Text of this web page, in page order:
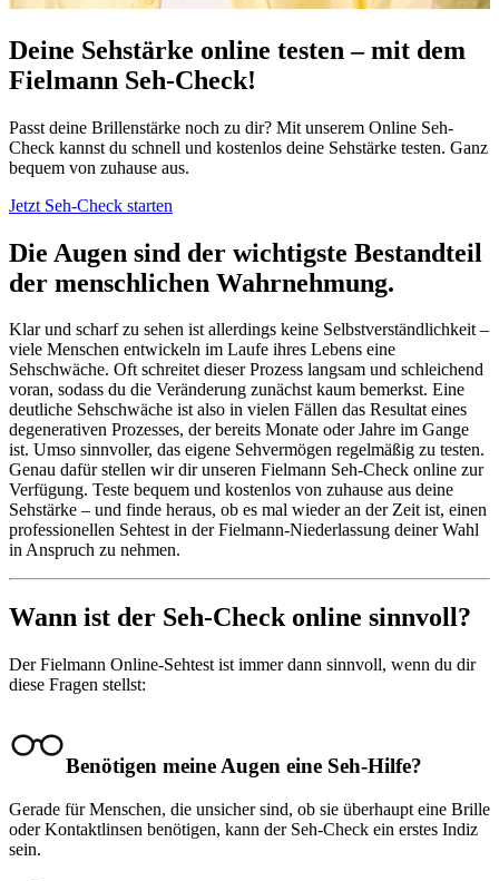
Deine Sehstärke online testen – mit dem
Fielmann Seh-Check!
Passt deine Brillenstärke noch zu dir? Mit unserem Online Seh-
Check kannst du schnell und kostenlos deine Sehstärke testen. Ganz
bequem von zuhause aus.
Jetzt Seh-Check starten
Die Augen sind der wichtigste Bestandteil
der menschlichen Wahrnehmung.
Klar und scharf zu sehen ist allerdings keine Selbstverständlichkeit –
viele Menschen entwickeln im Laufe ihres Lebens eine
Sehschwäche. Oft schreitet dieser Prozess langsam und schleichend
voran, sodass du die Veränderung zunächst kaum bemerkst. Eine
deutliche Sehschwäche ist also in vielen Fällen das Resultat eines
degenerativen Prozesses, der bereits Monate oder Jahre im Gange
ist. Umso sinnvoller, das eigene Sehvermögen regelmäßig zu testen.
Genau dafür stellen wir dir unseren Fielmann Seh-Check online zur
Verfügung. Teste bequem und kostenlos von zuhause aus deine
Sehstärke – und finde heraus, ob es mal wieder an der Zeit ist, einen
professionellen Sehtest in der Fielmann-Niederlassung deiner Wahl
in Anspruch zu nehmen.
Wann ist der Seh-Check online sinnvoll?
Der Fielmann Online-Sehtest ist immer dann sinnvoll, wenn du dir
diese Fragen stellst:
Benötigen meine Augen eine Seh-Hilfe?
Gerade für Menschen, die unsicher sind, ob sie überhaupt eine Brille
oder Kontaktlinsen benötigen, kann der Seh-Check ein erstes Indiz
sein.